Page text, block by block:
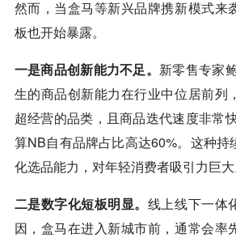
然而，当盒马等新兴品牌携新模式来
板也开始暴露。
一是商品创新能力不足。 新零售专家
生的商品创新能力在行业中位居前列
超经营的品类，且商品迭代速度非常
算NB自有品牌占比高达60%。这种持
化选品能力，对年轻消费者吸引力巨大
二是数字化短板明显。 线上线下一体
因，盒马在进入新城市前，通常会率